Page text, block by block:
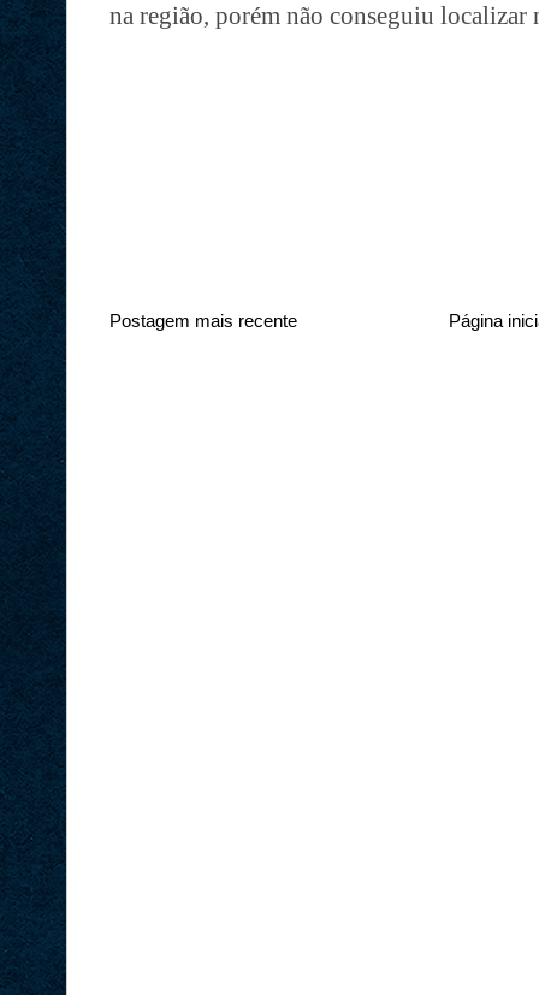
na região, porém não conseguiu localizar
Postagem mais recente Página